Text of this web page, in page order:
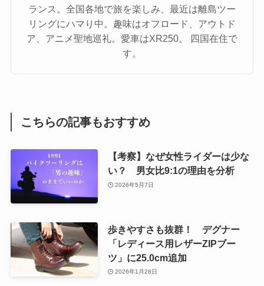
ランス。全国各地で旅を楽しみ、最近は離島ツー
リングにハマり中。趣味はオフロード、アウトド
ア、アニメ聖地巡礼。愛車はXR250。 四国在住で
す。
こちらの記事もおすすめ
【考察】なぜ女性ライダーは少な
い？ 男女比9:1の理由を分析
2026年5月7日
歩きやすさも抜群！ デグナー
「レディース用レザーZIPブー
ツ」に25.0cm追加
2026年1月28日